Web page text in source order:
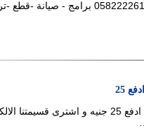
صيانة اجهزة الحاسب الالي للشركات والافراد في الرياض 0582222617 برامج -
جدد الكمبيوتر و اللابتوب مع تك هاوس و 4 عروض فى واحد: ادفع 25 جنيه و